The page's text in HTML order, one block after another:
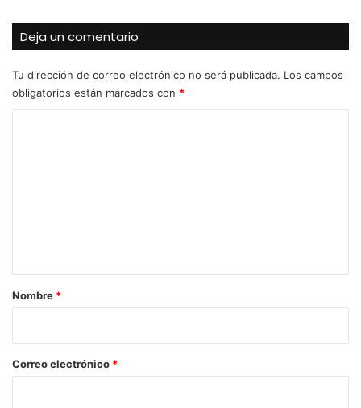
Deja un comentario
Tu dirección de correo electrónico no será publicada. Los campos
obligatorios están marcados con *
r
*
Nombre *
Correo electrónico *